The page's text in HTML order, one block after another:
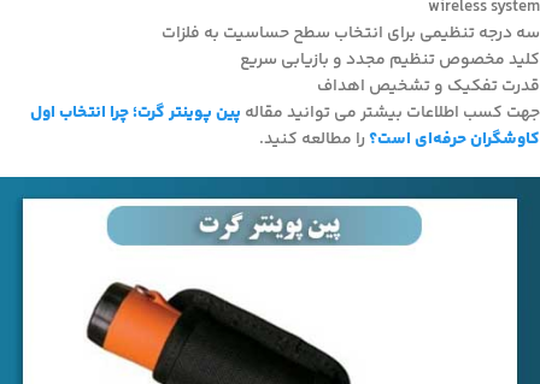
wireless system
سه درجه تنظیمی برای انتخاب سطح حساسیت به فلزات
کلید مخصوص تنظیم مجدد و بازیابی سریع
قدرت تفکیک و تشخیص اهداف
جهت کسب اطلاعات بیشتر می توانید مقاله پین پوینتر گرت؛ چرا انتخاب اول
کاوشگران حرفه‌ای است؟را مطالعه کنید.